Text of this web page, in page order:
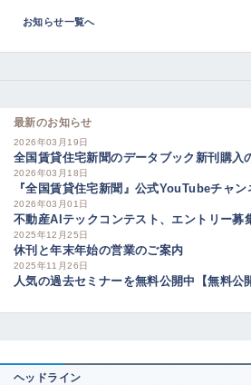
お知らせ一覧へ
最新のお知らせ
2026年03月19日
全国賃貸住宅新聞のデータブック新刊購入
2026年03月18日
『全国賃貸住宅新聞』公式YouTubeチャ
2026年03月01日
不動産AIテックコンテスト、エントリー募
2025年12月25日
休刊と年末年始の営業のご案内
2025年11月26日
人気の過去セミナーを無料公開中【無料公
ヘッドライン